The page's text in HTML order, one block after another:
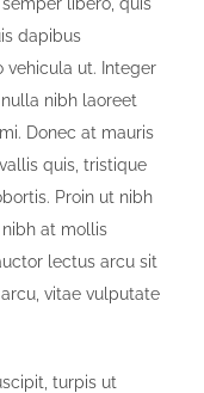
dapibus
vehicula ut. Integer
nibh laoreet
Donec at mauris
quis, tristique
Proin ut nibh
at mollis
lectus arcu sit
vitae vulputate
turpis ut